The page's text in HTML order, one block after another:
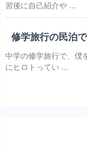
習後に自己紹介や ...
修学旅行の民泊
中学の修学旅行で、僕
にヒロトってい ...